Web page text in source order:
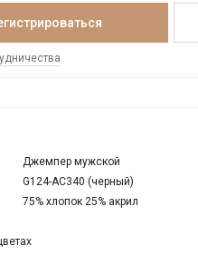
Джемпер мужской
G124-AC340 (черный)
75% хлопок 25% акрил
Классическая